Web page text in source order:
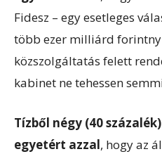
Fidesz – egy esetleges
több ezer milliárd
közszolgáltatás felett
kabinet ne tehessen
Tízből négy (40
egyetért azzal, hogy az